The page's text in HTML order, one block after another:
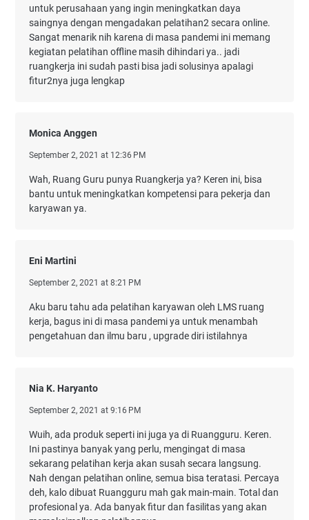
untuk perusahaan yang ingin meningkatkan daya
saingnya dengan mengadakan pelatihan2 secara online.
Sangat menarik nih karena di masa pandemi ini memang
kegiatan pelatihan offline masih dihindari ya.. jadi
ruangkerja ini sudah pasti bisa jadi solusinya apalagi
fitur2nya juga lengkap
Monica Anggen
September 2, 2021 at 12:36 PM
Wah, Ruang Guru punya Ruangkerja ya? Keren ini, bisa
bantu untuk meningkatkan kompetensi para pekerja dan
karyawan ya.
Eni Martini
September 2, 2021 at 8:21 PM
Aku baru tahu ada pelatihan karyawan oleh LMS ruang
kerja, bagus ini di masa pandemi ya untuk menambah
pengetahuan dan ilmu baru , upgrade diri istilahnya
Nia K. Haryanto
September 2, 2021 at 9:16 PM
Wuih, ada produk seperti ini juga ya di Ruangguru. Keren.
Ini pastinya banyak yang perlu, mengingat di masa
sekarang pelatihan kerja akan susah secara langsung.
Nah dengan pelatihan online, semua bisa teratasi. Percaya
deh, kalo dibuat Ruangguru mah gak main-main. Total dan
profesional ya. Ada banyak fitur dan fasilitas yang akan